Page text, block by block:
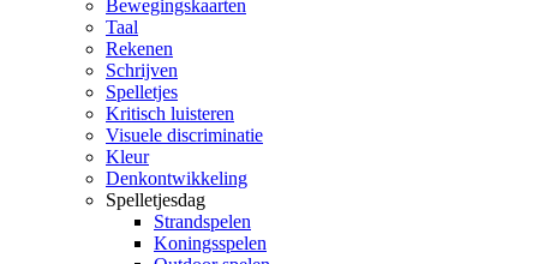
Bewegingskaarten
Taal
Rekenen
Schrijven
Spelletjes
Kritisch luisteren
Visuele discriminatie
Kleur
Denkontwikkeling
Spelletjesdag
Strandspelen
Koningsspelen